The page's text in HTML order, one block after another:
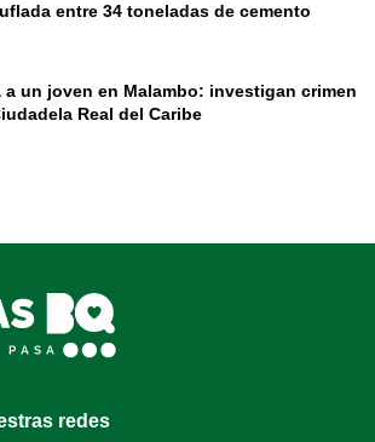
entre 34 toneladas de cemento
a un joven en Malambo: investigan crimen
Real del Caribe
redes